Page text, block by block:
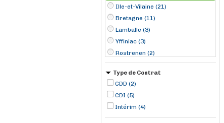
Ille-et-Vilaine (21)
Bretagne (11)
Lamballe (3)
Yffiniac (3)
Rostrenen (2)
Saint-Brandan (1)
Trébeurden (1)
Type de Contrat
CDD (2)
CDI (5)
Intérim (4)